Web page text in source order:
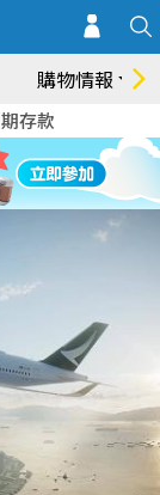
購物情報
存款